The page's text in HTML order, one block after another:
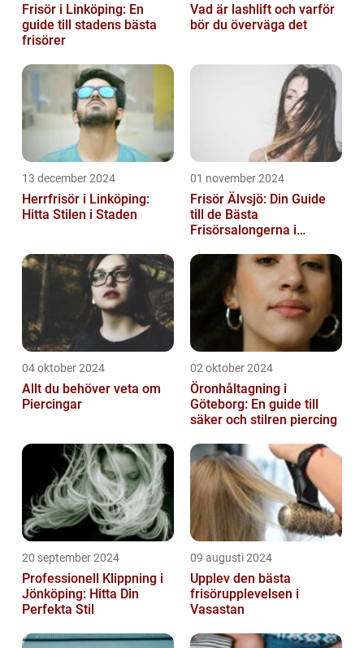
Frisör i Linköping: En
guide till stadens bästa
frisörer
Vad är lashlift och varför
bör du överväga det
13 december 2024
Herrfrisör i Linköping:
Hitta Stilen i Staden
01 november 2024
Frisör Älvsjö: Din Guide
till de Bästa
Frisörsalongerna i
04 oktober 2024
Allt du behöver veta om
Piercingar
02 oktober 2024
Öronhåltagning i
Göteborg: En guide till
säker och stilren piercing
20 september 2024
Professionell Klippning i
Jönköping: Hitta Din
Perfekta Stil
09 augusti 2024
Upplev den bästa
frisörupplevelsen i
Vasastan